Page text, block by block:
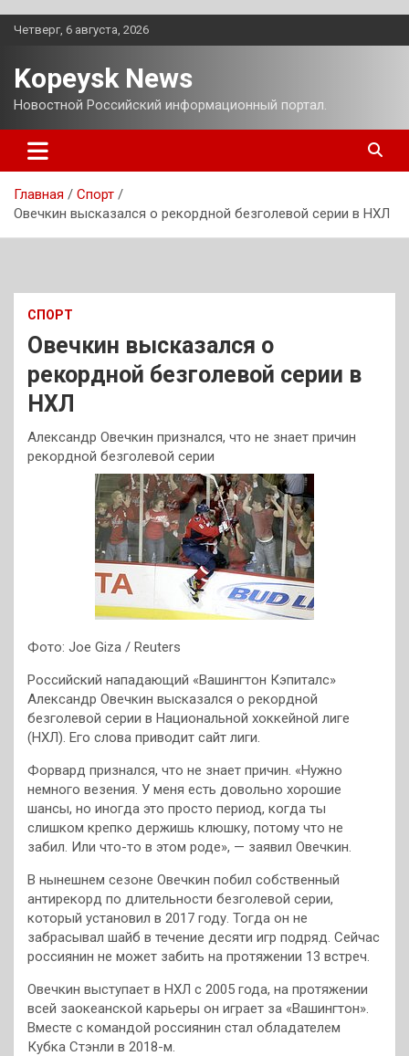
Перейти
Четверг, 6 августа, 2026
Kopeysk News
Новостной Российский информационный портал.
Главная
Спорт
Овечкин высказался о рекордной безголевой серии в НХЛ
СПОРТ
Овечкин высказался о
рекордной безголевой серии в
НХЛ
Александр Овечкин признался, что не знает причин
рекордной безголевой серии
Фото: Joe Giza / Reuters
Российский нападающий «Вашингтон Кэпиталс»
Александр Овечкин высказался о рекордной
безголевой серии в Национальной хоккейной лиге
(НХЛ). Его слова приводит сайт лиги.
Форвард признался, что не знает причин. «Нужно
немного везения. У меня есть довольно хорошие
шансы, но иногда это просто период, когда ты
слишком крепко держишь клюшку, потому что не
забил. Или что-то в этом роде», — заявил Овечкин.
В нынешнем сезоне Овечкин побил собственный
антирекорд по длительности безголевой серии,
который установил в 2017 году. Тогда он не
забрасывал шайб в течение десяти игр подряд. Сейчас
россиянин не может забить на протяжении 13 встреч.
Овечкин выступает в НХЛ с 2005 года, на протяжении
всей заокеанской карьеры он играет за «Вашингтон».
Вместе с командой россиянин стал обладателем
Кубка Стэнли в 2018-м.